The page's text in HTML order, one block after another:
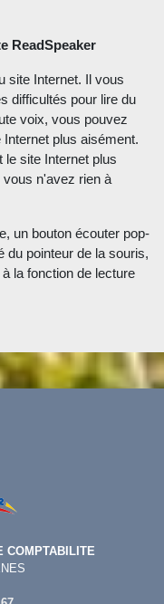
ReadSpeaker
site Internet. Il vous
difficultés pour lire du
voix, vous pouvez
plus aisément.
le site Internet plus
vous n'avez rien à
un bouton écouter pop-
du pointeur de la souris,
la fonction de lecture
COMPTABILITE